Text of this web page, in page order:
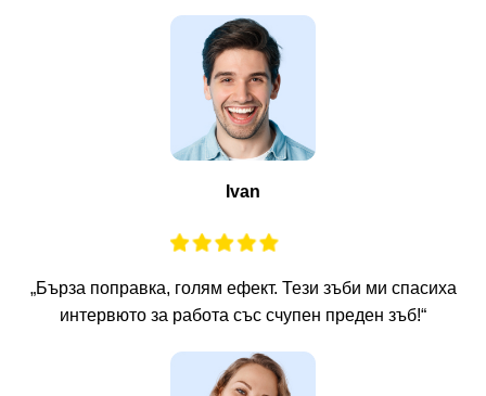
Ivan
„Бърза поправка, голям ефект. Тези зъби ми спасиха
интервюто за работа със счупен преден зъб!“